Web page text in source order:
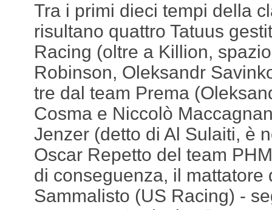
Tra i primi dieci tempi della
risultano quattro Tatuus
Racing (oltre a Killion,
Robinson, Oleksandr
tre dal team Prema
Cosma e Niccolò
Jenzer (detto di Al Sulaiti, è
Oscar Repetto del team
di conseguenza, il mattatore
Sammalisto (US Racing) -